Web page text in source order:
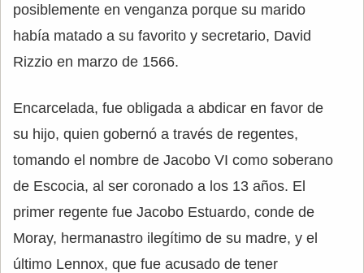
posiblemente en venganza porque su marido
había matado a su favorito y secretario, David
Rizzio en marzo de 1566.
Encarcelada, fue obligada a abdicar en favor de
su hijo, quien gobernó a través de regentes,
tomando el nombre de Jacobo VI como soberano
de Escocia, al ser coronado a los 13 años. El
primer regente fue Jacobo Estuardo, conde de
Moray, hermanastro ilegítimo de su madre, y el
último Lennox, que fue acusado de tener